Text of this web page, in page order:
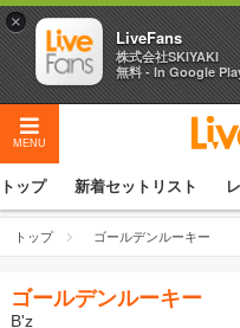
MENU
トップ 新着セットリスト
トップ ゴールデンルーキー
ゴールデンルーキー
B'z
×
LiveFans
株式会社SKIYAKI
無料 - In Google